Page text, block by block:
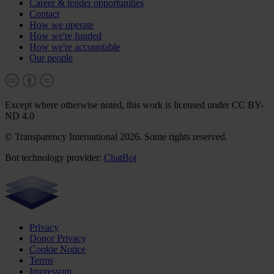
Career & tender opportunities
Contact
How we operate
How we're funded
How we're accountable
Our people
Except where otherwise noted, this work is licensed under CC BY-
ND 4.0
© Transparency International 2026. Some rights reserved.
Bot technology provider: ChatBot
Privacy
Donor Privacy
Cookie Notice
Terms
Impressum